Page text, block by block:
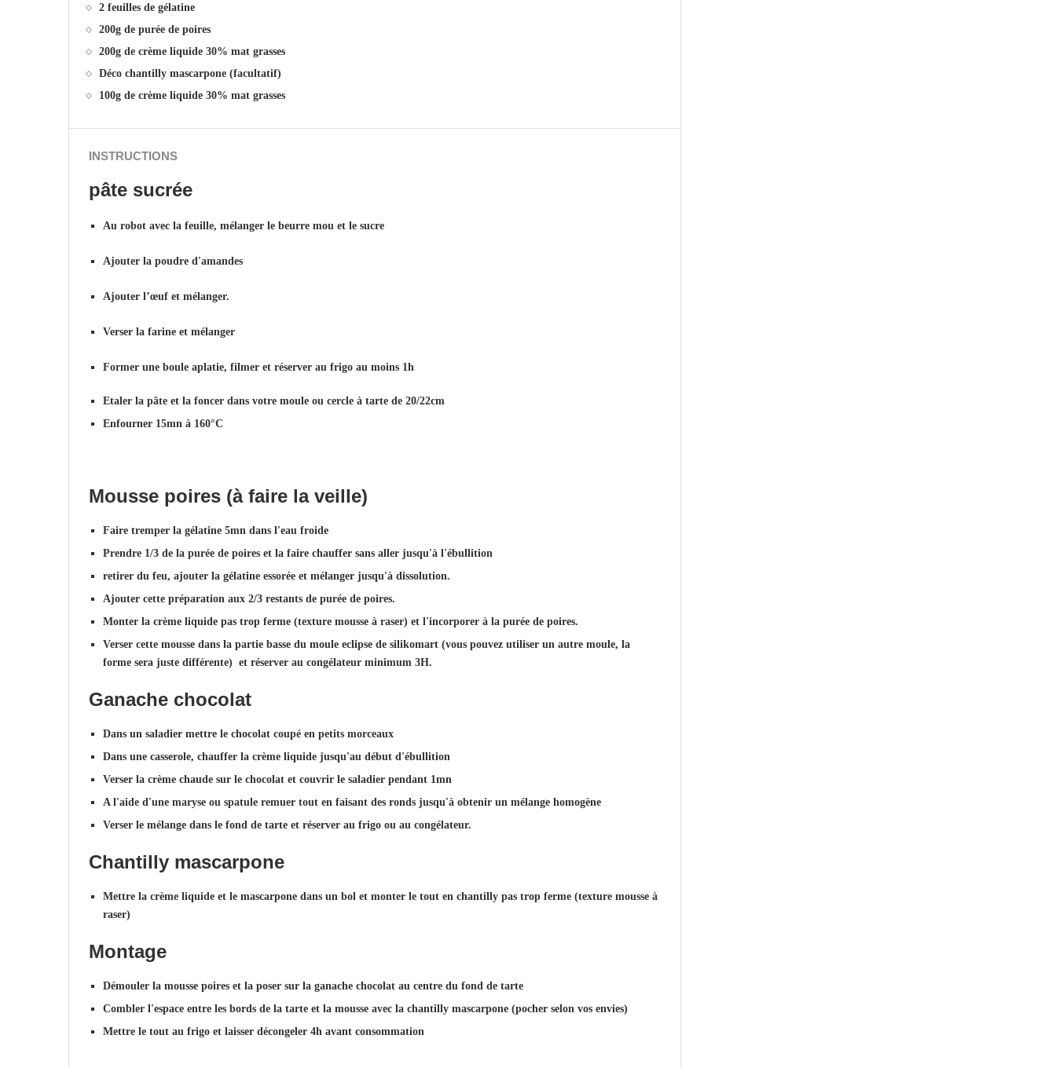
2 feuilles de gélatine
200g de purée de poires
200g de crème liquide 30% mat grasses
Déco chantilly mascarpone (facultatif)
100g de crème liquide 30% mat grasses
INSTRUCTIONS
pâte sucrée
Au robot avec la feuille, mélanger le beurre mou et le sucre
Ajouter la poudre d'amandes
Ajouter l’œuf et mélanger.
Verser la farine et mélanger
Former une boule aplatie, filmer et réserver au frigo au moins 1h
Etaler la pâte et la foncer dans votre moule ou cercle à tarte de 20/22cm
Enfourner 15mn à 160°C
Mousse poires (à faire la veille)
Faire tremper la gélatine 5mn dans l'eau froide
Prendre 1/3 de la purée de poires et la faire chauffer sans aller jusqu'à l'ébullition
retirer du feu, ajouter la gélatine essorée et mélanger jusqu'à dissolution.
Ajouter cette préparation aux 2/3 restants de purée de poires.
Monter la crème liquide pas trop ferme (texture mousse à raser) et l'incorporer à la purée de poires.
Verser cette mousse dans la partie basse du moule eclipse de silikomart (vous pouvez utiliser un autre moule, la
forme sera juste différente) et réserver au congélateur minimum 3H.
Ganache chocolat
Dans un saladier mettre le chocolat coupé en petits morceaux
Dans une casserole, chauffer la crème liquide jusqu'au début d'ébullition
Verser la crème chaude sur le chocolat et couvrir le saladier pendant 1mn
A l'aide d'une maryse ou spatule remuer tout en faisant des ronds jusqu'à obtenir un mélange homogène
Verser le mélange dans le fond de tarte et réserver au frigo ou au congélateur.
Chantilly mascarpone
Mettre la crème liquide et le mascarpone dans un bol et monter le tout en chantilly pas trop ferme (texture mousse à
raser)
Montage
Démouler la mousse poires et la poser sur la ganache chocolat au centre du fond de tarte
Combler l'espace entre les bords de la tarte et la mousse avec la chantilly mascarpone (pocher selon vos envies)
Mettre le tout au frigo et laisser décongeler 4h avant consommation